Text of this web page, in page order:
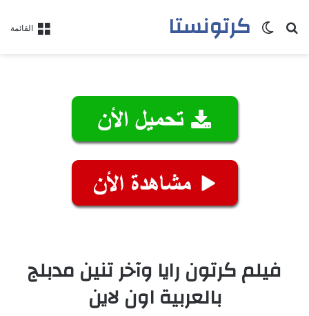
القائمة كرتونستابحث عنالوضع المظلم
فيلم كرتون رايا وآخر تنين مدبلج
بالعربية اون لاين